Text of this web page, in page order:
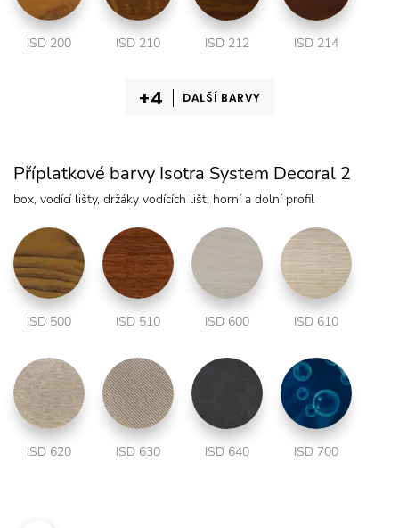
ISD 200 ISD 210 ISD 212 ISD 214
DALŠÍ BARVY
Příplatkové barvy Isotra System Decoral 2
box, vodící lišty, držáky vodících lišt, horní a dolní profil
ISD 500 ISD 510 ISD 600 ISD 610
ISD 620 ISD 630 ISD 640 ISD 700